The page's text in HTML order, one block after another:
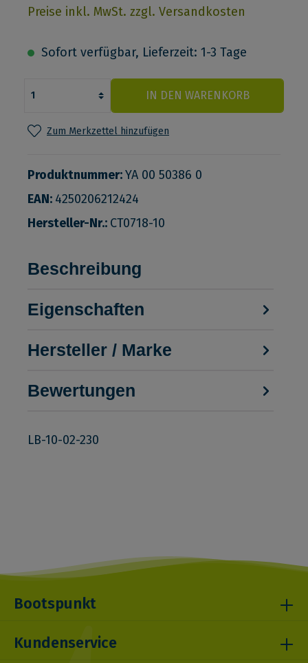
Preise inkl. MwSt. zzgl. Versandkosten
Sofort verfügbar, Lieferzeit: 1-3 Tage
IN DEN WARENKORB
Zum Merkzettel hinzufügen
Produktnummer:YA 00 50386 0
EAN: 4250206212424
Hersteller-Nr.: CT0718-10
Beschreibung
Eigenschaften
Hersteller / Marke
Bewertungen
LB-10-02-230
Bootspunkt
Kundenservice